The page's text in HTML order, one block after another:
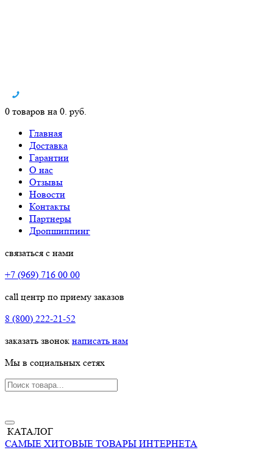
0 товаров на 0. руб.
Главная
Доставка
Гарантии
О нас
Отзывы
Новости
Контакты
Партнеры
Дропшиппинг
связаться с нами
+7 (969) 716 00 00
call центр по приему заказов
8 (800) 222-21-52
заказать звонок написать нам
Мы в социальных сетях
КАТАЛОГ
САМЫЕ ХИТОВЫЕ ТОВАРЫ ИНТЕРНЕТА